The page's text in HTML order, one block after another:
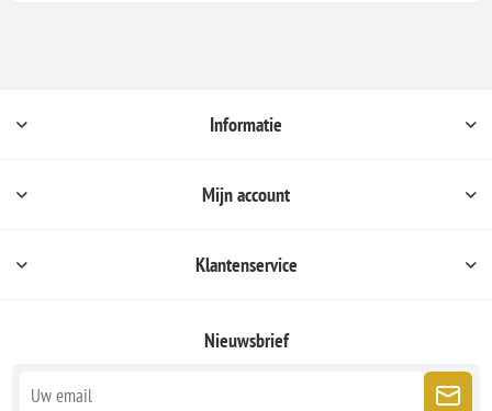
Informatie
Mijn account
Klantenservice
Nieuwsbrief